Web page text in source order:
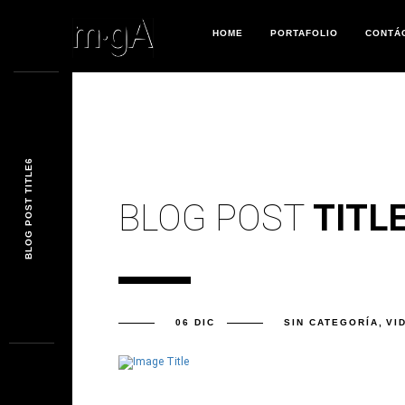
HOME PORTAFOLIO
BLOG POST
06 DIC SIN CATEGORÍA
BLOG POST TITLE6